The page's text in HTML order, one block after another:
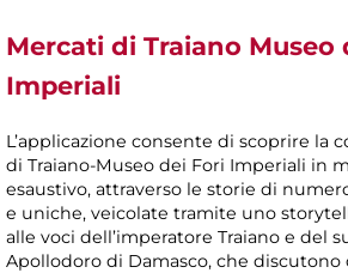
Mercati di Traiano Museo
Imperiali
L’applicazione consente di scoprire la
di Traiano-Museo dei Fori Imperiali in
esaustivo, attraverso le storie di
e uniche, veicolate tramite uno
alle voci dell’imperatore Traiano e del
Apollodoro di Damasco, che